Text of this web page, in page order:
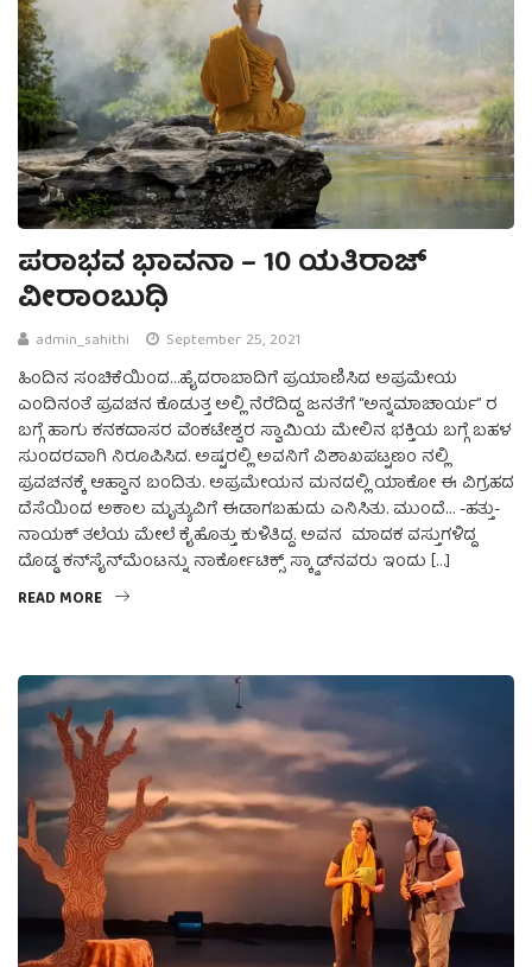
ಪರಾಭವ ಭಾವನಾ – 10 ಯತಿರಾಜ್
ವೀರಾಂಬುಧಿ
admin_sahithi September 25, 2021
ಹಿಂದಿನ ಸಂಚಿಕೆಯಿಂದ…ಹೈದರಾಬಾದಿಗೆ ಪ್ರಯಾಣಿಸಿದ ಅಪ್ರಮೇಯ
ಎಂದಿನಂತೆ ಪ್ರವಚನ ಕೊಡುತ್ತ ಅಲ್ಲಿ ನೆರೆದಿದ್ದ ಜನತೆಗೆ “ಅನ್ನಮಾಚಾರ್ಯ” ರ
ಬಗ್ಗೆ ಹಾಗು ಕನಕದಾಸರ ವೆಂಕಟೇಶ್ವರ ಸ್ವಾಮಿಯ ಮೇಲಿನ ಭಕ್ತಿಯ ಬಗ್ಗೆ ಬಹಳ
ಸುಂದರವಾಗಿ ನಿರೂಪಿಸಿದ. ಅಷ್ಟರಲ್ಲಿ ಅವನಿಗೆ ವಿಶಾಖಪಟ್ಟಣಂ ನಲ್ಲಿ
ಪ್ರವಚನಕ್ಕೆ ಆಹ್ವಾನ ಬಂದಿತು. ಅಪ್ರಮೇಯನ ಮನದಲ್ಲಿ ಯಾಕೋ ಈ ವಿಗ್ರಹದ
ದೆಸೆಯಿಂದ ಅಕಾಲ ಮೃತ್ಯುವಿಗೆ ಈಡಾಗಬಹುದು ಎನಿಸಿತು. ಮುಂದೆ… -ಹತ್ತು-
ನಾಯಕ್‌ ತಲೆಯ ಮೇಲೆ ಕೈಹೊತ್ತು ಕುಳಿತಿದ್ದ. ಅವನ ಮಾದಕ ವಸ್ತುಗಳಿದ್ದ
ದೊಡ್ಡ ಕನ್‌ಸೈನ್‌ಮೆಂಟನ್ನು ನಾರ್ಕೋಟಿಕ್ಸ್‌ ಸ್ಕ್ವಾಡ್‌ನವರು ಇಂದು […]
READ MORE